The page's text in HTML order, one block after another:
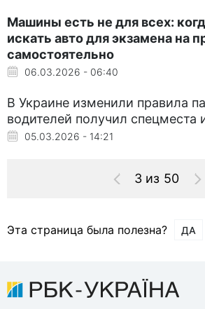
Машины есть не для всех:
искать авто для экзамена на
самостоятельно
06.03.2026 - 06:40
В Украине изменили правила
водителей получил спецместа
05.03.2026 - 14:21
3 из 50
Эта страница была полезна? ДА